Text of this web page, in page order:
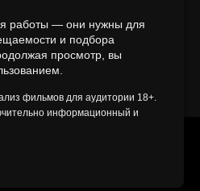
НА НАС
работы — они нужны для
и подбора
просмотр, вы
фильмов для аудитории 18+.
информационный и